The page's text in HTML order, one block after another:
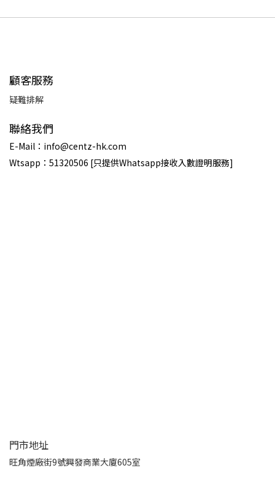
顧客服務
疑難排解
聯絡我們
E-Mail：info@centz-hk.com
Wtsapp：51320506 [只提供Whatsapp接收入數證明服務]
門市地址
旺角煙廠街9號興發商業大廈605室